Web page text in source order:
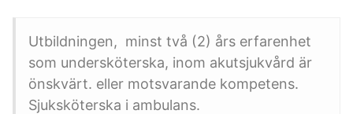
Utbildningen, minst två (2) års erfarenhet
som undersköterska, inom akutsjukvård är
önskvärt. eller motsvarande kompetens.
Sjuksköterska i ambulans.